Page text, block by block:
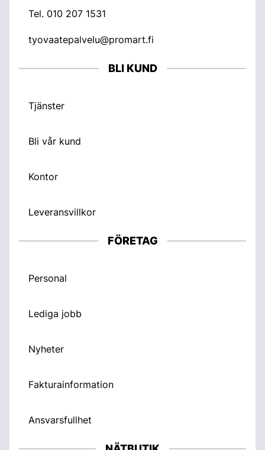
Tel. 010 207 1531
tyovaatepalvelu@promart.fi
BLI KUND
Tjänster
Bli vår kund
Kontor
Leveransvillkor
FÖRETAG
Personal
Lediga jobb
Nyheter
Fakturainformation
Ansvarsfullhet